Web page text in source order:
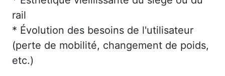
rail
* Évolution des besoins de l'utilisateur
(perte de mobilité, changement de poids,
etc.)